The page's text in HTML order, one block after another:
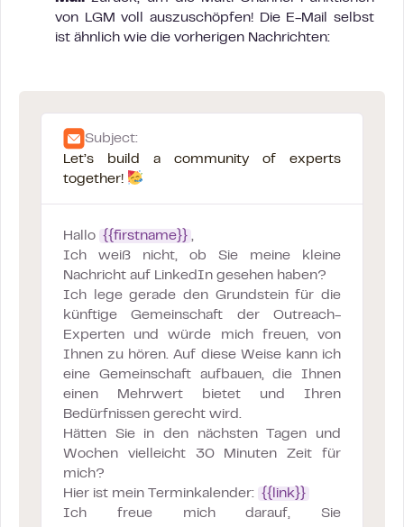
von LGM voll auszuschöpfen! Die E-Mail selbst
ist ähnlich wie die vorherigen Nachrichten:
Subject:
Let’s build a community of experts
together!
Hallo {{firstname}} ,
Ich weiß nicht, ob Sie meine kleine
Nachricht auf LinkedIn gesehen haben?
Ich lege gerade den Grundstein für die
künftige Gemeinschaft der Outreach-
Experten und würde mich freuen, von
Ihnen zu hören. Auf diese Weise kann ich
eine Gemeinschaft aufbauen, die Ihnen
einen Mehrwert bietet und Ihren
Bedürfnissen gerecht wird.
Hätten Sie in den nächsten Tagen und
Wochen vielleicht 30 Minuten Zeit für
mich?
Hier ist mein Terminkalender: {{link}}
Ich freue mich darauf, Sie